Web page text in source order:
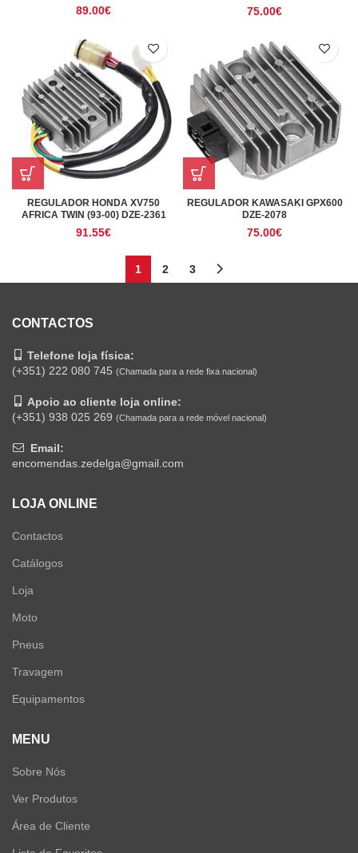
89.00€ 75.00€
REGULADOR HONDA XV750
AFRICA TWIN (93-00) DZE-2361
91.55€
REGULADOR KAWASAKI GPX600
DZE-2078
75.00€
1 2 3
CONTACTOS
Telefone loja física:
(+351) 222 080 745 (Chamada para a rede fixa nacional)
Apoio ao cliente loja online:
(+351) 938 025 269 (Chamada para a rede móvel nacional)
Email:
encomendas.zedelga@gmail.com
LOJA ONLINE
Contactos
Catálogos
Loja
Moto
Pneus
Travagem
Equipamentos
MENU
Sobre Nós
Ver Produtos
Área de Cliente